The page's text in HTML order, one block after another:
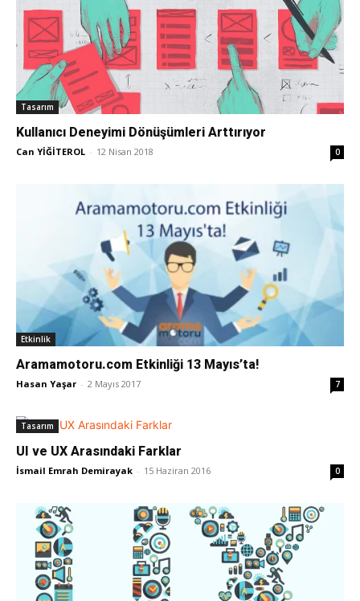
Tasarım
Kullanıcı Deneyimi Dönüşümleri Arttırıyor
Can YİĞİTEROL - 12 Nisan 2018 0
Etkinlik
Aramamotoru.com Etkinliği 13 Mayıs’ta!
Hasan Yaşar - 2 Mayıs 2017 7
Tasarım
UI ve UX Arasındaki Farklar
İsmail Emrah Demirayak - 15 Haziran 2016 0